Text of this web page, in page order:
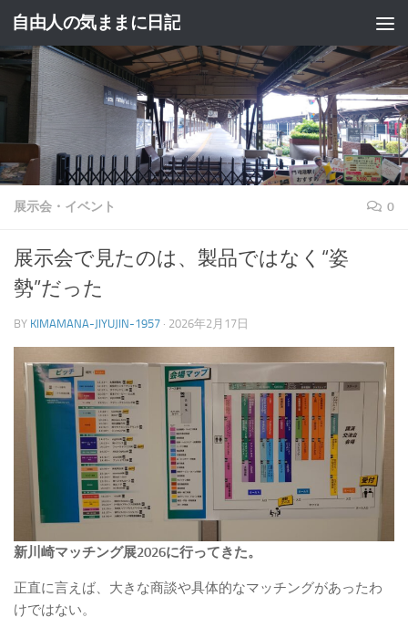
コンテンツへスキップ
自由人の気ままに日記
展示会・イベント 0
展示会で見たのは、製品ではなく“姿
勢”だった
BY KIMAMANA-JIYUJIN-1957 · 2026年2月17日
新川崎マッチング展2026に行ってきた。
正直に言えば、大きな商談や具体的なマッチングがあったわ
けではない。